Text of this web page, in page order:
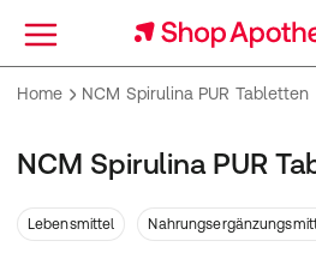
Menü
Home NCM Spirulina PUR Tabletten
NCM Spirulina PUR
Lebensmittel